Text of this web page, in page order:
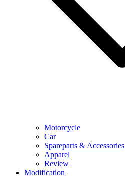
Motorcycle
Car
Spareparts & Accessories
Apparel
Review
Modification